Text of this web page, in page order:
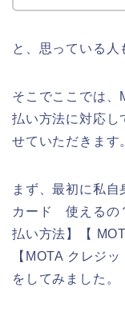
と、思っている人
そこでここでは、
払い方法に対応し
せていただきます
まず、最初に私自
カード 使えるの
払い方法】【
【MOTA クレジ
をしてみました。